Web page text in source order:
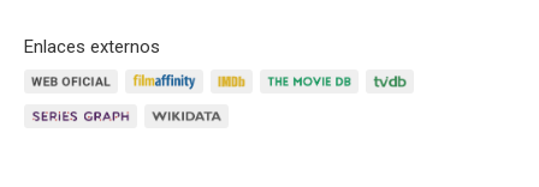
Enlaces externos